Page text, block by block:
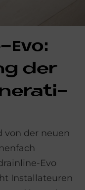
Evo:
der
von der neuen
Evo
Installateuren